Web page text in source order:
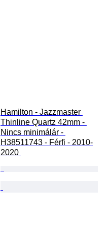
Hamilton - Jazzmaster
Thinline Quartz 42mm -
Nincs minimálár -
H38511743 - Férfi - 2010-
2020